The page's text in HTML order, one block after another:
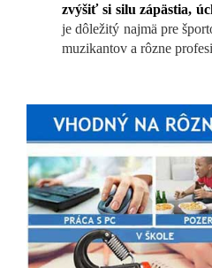
zvýšiť si silu zápästia,
je dôležitý najmä pre
muzikantov a rôzne